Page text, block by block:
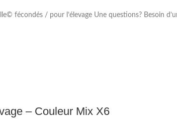
fécondés / pour l’élevage Une questions? Besoin
– Couleur Mix X6